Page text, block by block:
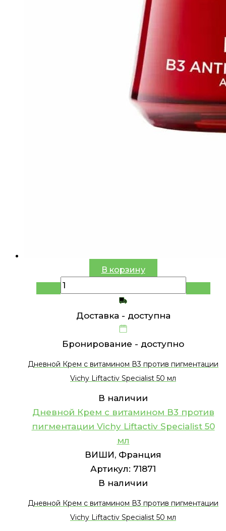
В корзину
Доставка - доступна
Бронирование - доступно
Дневной Крем с витамином В3 против пигментации
Vichy Liftactiv Specialist 50 мл
В наличии
Дневной Крем с витамином В3 против
пигментации Vichy Liftactiv Specialist 50
мл
ВИШИ, Франция
Артикул: 71871
В наличии
Дневной Крем с витамином В3 против пигментации
Vichy Liftactiv Specialist 50 мл